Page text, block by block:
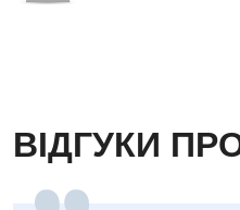
Для дорослих Національний скринінг здоров’я 40+
Українська
ВІДГУКИ